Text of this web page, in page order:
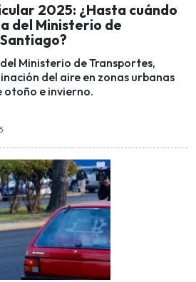
2025: ¿Hasta cuándo
del Ministerio de
Ministerio de Transportes,
del aire en zonas urbanas
otoño e invierno.